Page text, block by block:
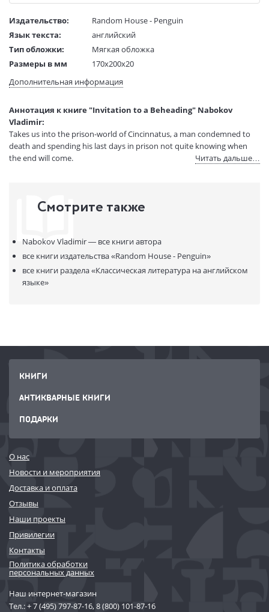
Издательство:
Random House - Penguin
Язык текста:
английский
Тип обложки:
Мягкая обложка
Размеры в мм
170x200x20
Вес:
1 гр.
Код товара:
Артикул:
15258759
ISBN:
9780141185606
В продаже с:
Дополнительная информация
Аннотация к книге "Invitation to a Beheading" Nabokov
Vladimir:
Takes us into the prison-world of Cincinnatus, a man condemned to
death and spending his last days in prison not quite knowing when
the end will come.
Читать дальше…
Смотрите также
Nabokov Vladimir — все книги автора
все книги издательства«Random House - Penguin»
все книги раздела«Классическая литература на английском
языке»
КНИГИ
АНТИКВАРНЫЕ КНИГИ
ПОДАРКИ
О нас
Новости и мероприятия
Доставка и оплата
Отзывы
Наши проекты
Привилегии
Контакты
Политика обработки
персональных данных
Наш интернет-магазин
Тел.:+ 7 (495) 797-87-16,8 (800) 101-87-16